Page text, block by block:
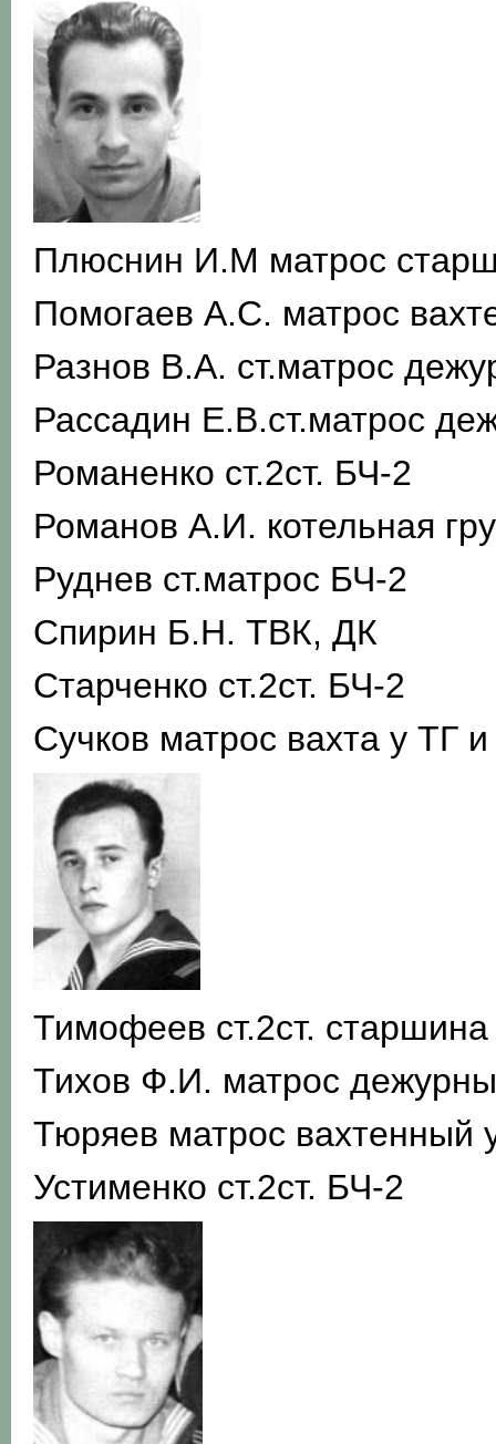
Плюснин И.М матрос
Помогаев А.С. матрос
Разнов В.А. ст.матрос
Рассадин Е.В.ст.матрос
Романенко ст.2ст. БЧ-2
Романов А.И. котельная
Руднев ст.матрос БЧ-2
Спирин Б.Н. ТВК, ДК
Старченко ст.2ст. БЧ-2
Сучков матрос вахта у ТГ
Тимофеев ст.2ст.
Тихов Ф.И. матрос
Тюряев матрос вахтенный
Устименко ст.2ст. БЧ-2